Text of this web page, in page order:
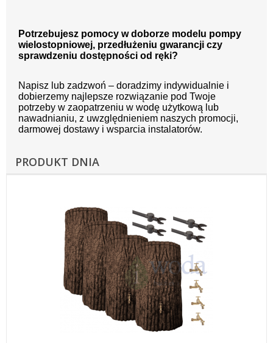
Potrzebujesz pomocy w doborze modelu pompy
wielostopniowej, przedłużeniu gwarancji czy
sprawdzeniu dostępności od ręki?
Napisz lub zadzwoń – doradzimy indywidualnie i
dobierzemy najlepsze rozwiązanie pod Twoje
potrzeby w zaopatrzeniu w wodę użytkową lub
nawadnianiu, z uwzględnieniem naszych promocji,
darmowej dostawy i wsparcia instalatorów.
PRODUKT DNIA